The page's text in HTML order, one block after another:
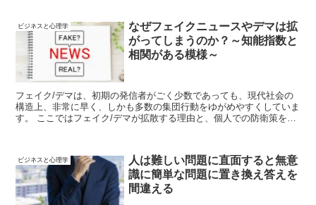
ビジネスと心理学
なぜフェイクニュースやデマは拡
がってしまうのか？～知能指数と
相関がある模様～
フェイク/デマは、初期の発信者がごく少数であっても、現代社会の
構造上、非常に早く、しかも多数の集団行動をゆがめやすくしていま
す。 ここではフェイク/デマが拡散する理由と、個人での防衛策を、
ビジネスと心理学
人は難しい問題に直面すると無意
識に簡単な問題に置き換え答えを
間違える